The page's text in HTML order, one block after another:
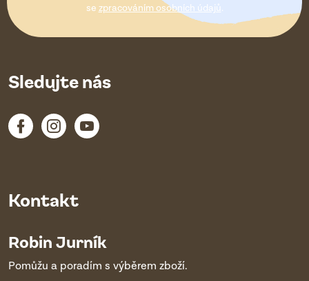
se zpracováním osobních údajů.
Kontakt
Robin Jurník
Pomůžu a poradím s výběrem zboží.
Sledujte nás